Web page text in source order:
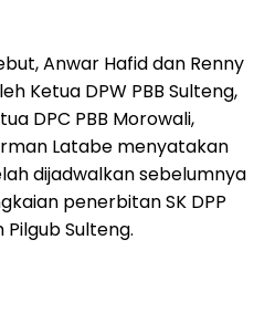
Anwar Hafid dan Renny
Ketua DPW PBB Sulteng,
DPC PBB Morowali,
Latabe menyatakan
dijadwalkan sebelumnya
penerbitan SK DPP
Sulteng.